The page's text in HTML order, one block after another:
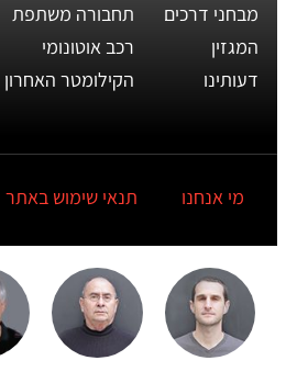
מבחני דרכים
המגזין
דעותינו
תחבורה משתפת
רכב אוטונומי
הקילומטר האחרון
מי אנחנו תנאי שימוש באתר